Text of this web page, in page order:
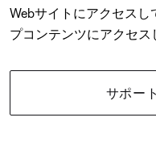
Webサイトにアクセス
プコンテンツにアクセス
サポー